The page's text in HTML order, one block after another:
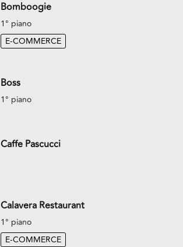
Bomboogie
1° piano
E-COMMERCE
Boss
1° piano
Caffe Pascucci
Calavera Restaurant
1° piano
E-COMMERCE